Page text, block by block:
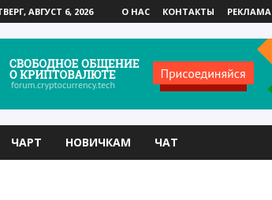
АВГУСТ 6, 2026 О НАС КОНТАКТЫ РЕКЛАМА
ЧАРТ НОВИЧКАМ ЧАТ